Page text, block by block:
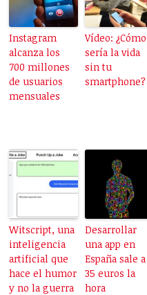
Instagram
alcanza los
700 millones
de usuarios
mensuales
Vídeo: ¿Cómo
sería la vida
sin tu
smartphone?
Witscript, una
inteligencia
artificial que
hace el humor
y no la guerra
Desarrollar
una app en
España sale a
35 euros la
hora